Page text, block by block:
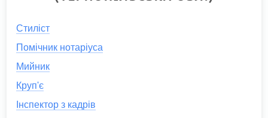
Стиліст
Помічник нотаріуса
Мийник
Круп'є
Інспектор з кадрів